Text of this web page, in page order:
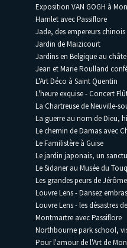
Exposition VAN GOGH à
Hamlet avec Passiflore
Jade, des empereurs
Jardin de Maizicourt
Jardins en Belgique au
Jean et Marie Roulland
L'Art Déco à Saint Quentin
L'heure exquise - Concert
La Chartreuse de Neuville-
La guerre au nom de Dieu,
Le chemin de Damas avec
Le Familistère à Guise
Le jardin japonais, un
Le Sidaner au Musée du
Les grandes peurs de
Louvre Lens - Dansez
Louvre Lens - les désastres
Montmartre avec Passiflore
Northbourne park school,
Pour l'amour de l'Art de